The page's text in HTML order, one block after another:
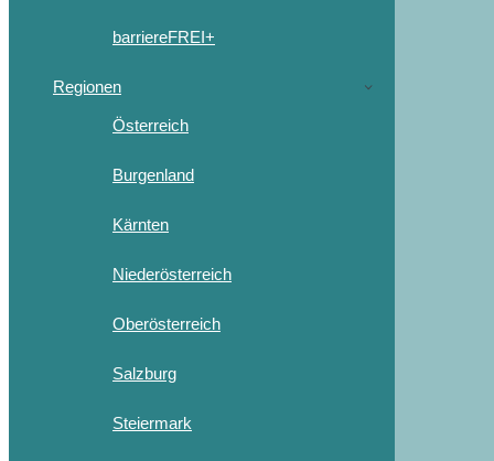
barriereFREI+
Regionen
Österreich
Burgenland
Kärnten
Niederösterreich
Oberösterreich
Salzburg
Steiermark